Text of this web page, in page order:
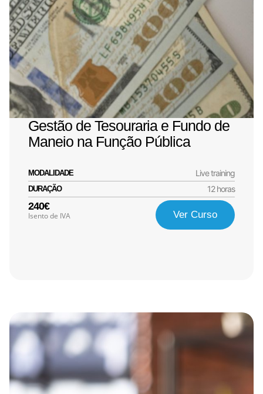
Gestão de Tesouraria e Fundo de
Maneio na Função Pública
MODALIDADE Live training
DURAÇÃO 12 horas
240€
Isento de IVA Ver Curso